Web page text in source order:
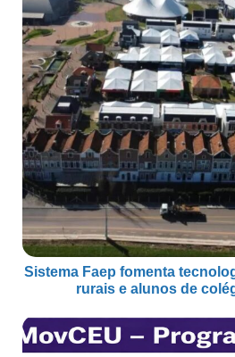
Sistema Faep fomenta
rurais e alunos de